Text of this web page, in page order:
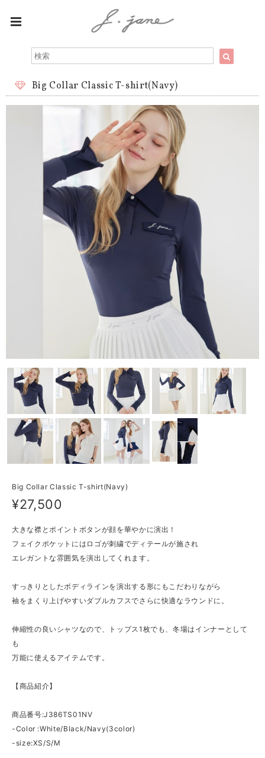
Big Collar Classic T-shirt(Navy)
Big Collar Classic T-shirt(Navy)
¥27,500
大きな襟とポイントボタンが顔を華やかに演出！
フェイクポケットにはロゴが刺繍でディテールが施され
エレガントな雰囲気を演出してくれます。
すっきりとしたボディラインを演出する形にもこだわりながら
袖をまくり上げやすいダブルカフスでさらに快適なラウンドに。
伸縮性の良いシャツなので、トップス1枚でも、冬場はインナーとして
も
万能に使えるアイテムです。
【商品紹介】
商品番号:J386TS01NV
-Color :White/Black/Navy(3color)
-size:XS/S/M